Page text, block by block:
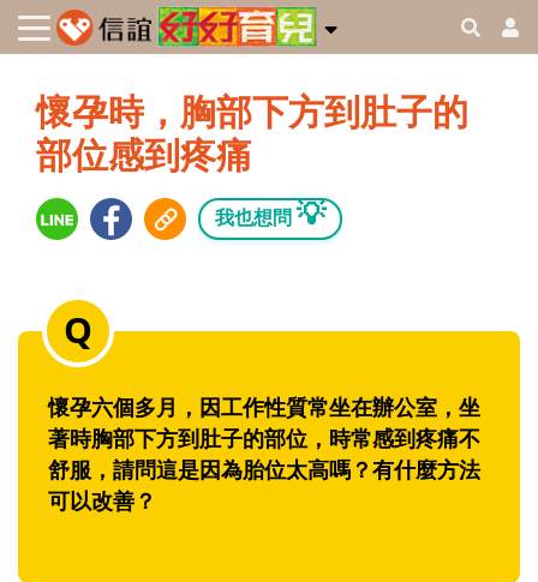
懷孕時，胸部下方到肚子的
部位感到疼痛
我也想問 💡
懷孕六個多月，因工作性質常坐在辦公室，坐
著時胸部下方到肚子的部位，時常感到疼痛不
舒服，請問這是因為胎位太高嗎？有什麼方法
可以改善？